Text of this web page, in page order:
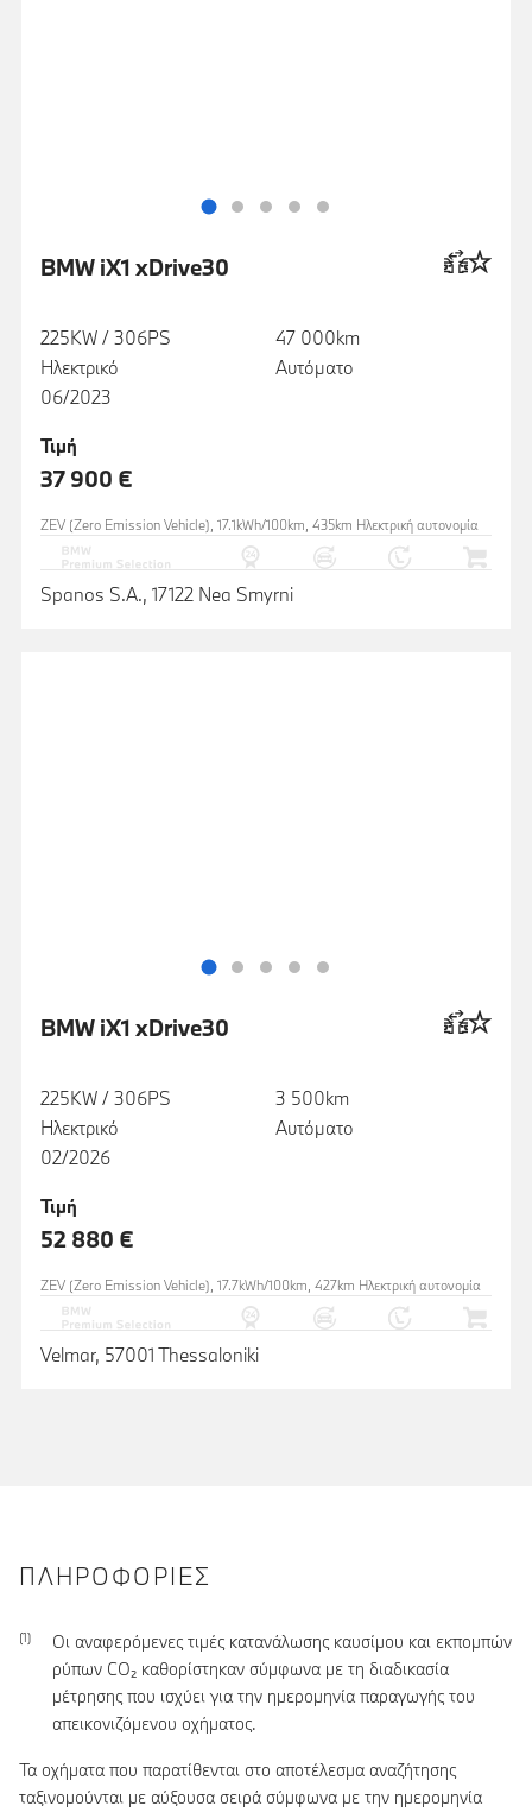
BMW iX1 xDrive30
225KW / 306PS
Ηλεκτρικό
06/2023
47 000km
Αυτόματο
Τιμή
37 900 €
ZEV (Zero Emission Vehicle), 17.1kWh/100km, 435km Ηλεκτρική αυτονομία
Spanos S.A., 17122 Nea Smyrni
BMW iX1 xDrive30
225KW / 306PS
Ηλεκτρικό
02/2026
3 500km
Αυτόματο
Τιμή
52 880 €
ZEV (Zero Emission Vehicle), 17.7kWh/100km, 427km Ηλεκτρική αυτονομία
Velmar, 57001 Thessaloniki
ΠΛΗΡΟΦΟΡΊΕΣ
Οι αναφερόμενες τιμές κατανάλωσης καυσίμου και εκπομπών
ρύπων CO₂ καθορίστηκαν σύμφωνα με τη διαδικασία
μέτρησης που ισχύει για την ημερομηνία παραγωγής του
απεικονιζόμενου οχήματος.
Τα οχήματα που παρατίθενται στο αποτέλεσμα αναζήτησης
ταξινομούνται με αύξουσα σειρά σύμφωνα με την ημερομηνία